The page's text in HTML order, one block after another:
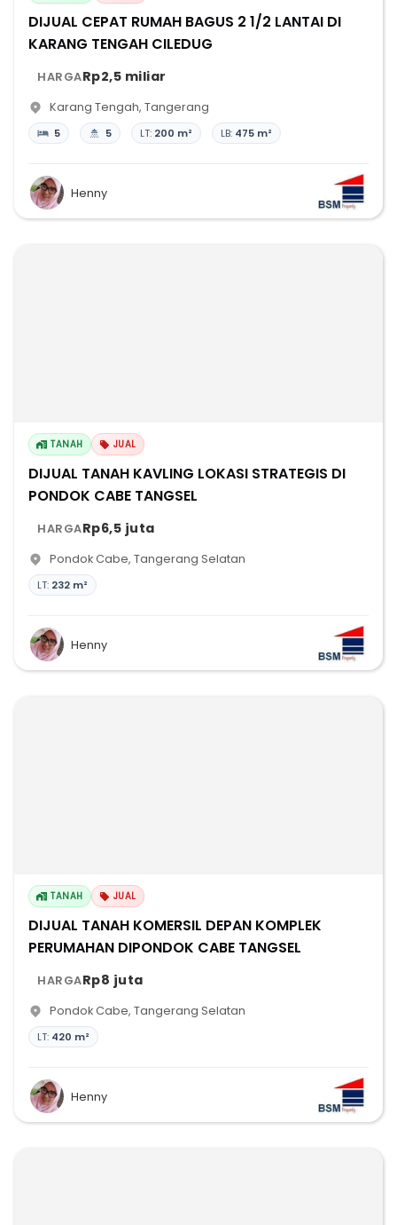
DIJUAL CEPAT RUMAH BAGUS 2 1/2 LANTAI DI
KARANG TENGAH CILEDUG
HARGARp2,5 miliar
Karang Tengah, Tangerang
5 5 LT: 200 m² LB: 475 m²
Henny
TANAH JUAL
DIJUAL TANAH KAVLING LOKASI STRATEGIS DI
PONDOK CABE TANGSEL
HARGARp6,5 juta
Pondok Cabe, Tangerang Selatan
LT: 232 m²
Henny
TANAH JUAL
DIJUAL TANAH KOMERSIL DEPAN KOMPLEK
PERUMAHAN DIPONDOK CABE TANGSEL
HARGARp8 juta
Pondok Cabe, Tangerang Selatan
LT: 420 m²
Henny